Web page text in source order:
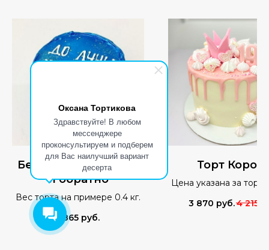
Оксана Тортикова
Здравствуйте! В любом
мессенджере
проконсультируем и подберем
для Вас наилучший вариант
десерта
Бенто-торт До луны
и обратно
Вес торта на примере 0.4 кг.
1 865 руб.
Торт
Цена указана за торт
3 870 руб.4 215